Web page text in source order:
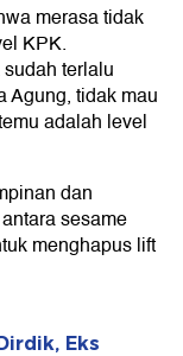
merasa tidak
KPK.
terlalu
Agung, tidak mau
adalah level
dan
sesame
menghapus lift
Eks